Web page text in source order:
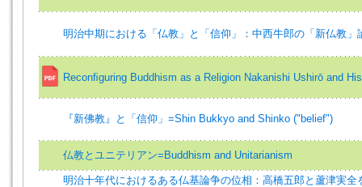
明治中期における「仏教」と「信仰」：中西牛郎の「新仏教」
Reconﬁguring Buddhism as a Religion Nakanishi Ushirō and
『新佛教』と「信仰」=Shin Bukkyo and Shinko ("belief")
仏教とユニテリアン=Buddhism and Unitarianism
明治十年代におけるある仏基論争の位相：高橋五郎と蘆津実